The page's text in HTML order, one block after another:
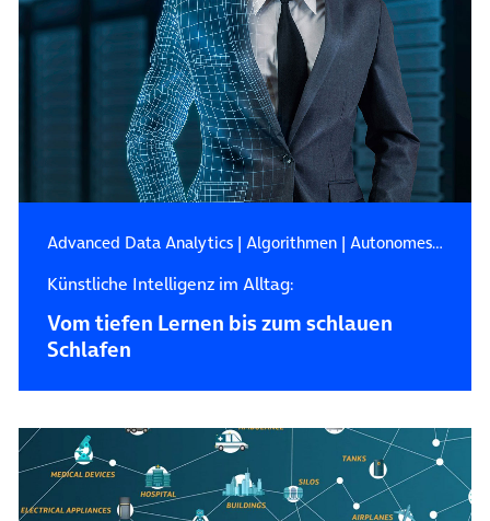
Advanced Data Analytics| Algorithmen| Autonomes Fahren
Künstliche Intelligenz im Alltag:
Vom tiefen Lernen bis zum schlauen
Schlafen